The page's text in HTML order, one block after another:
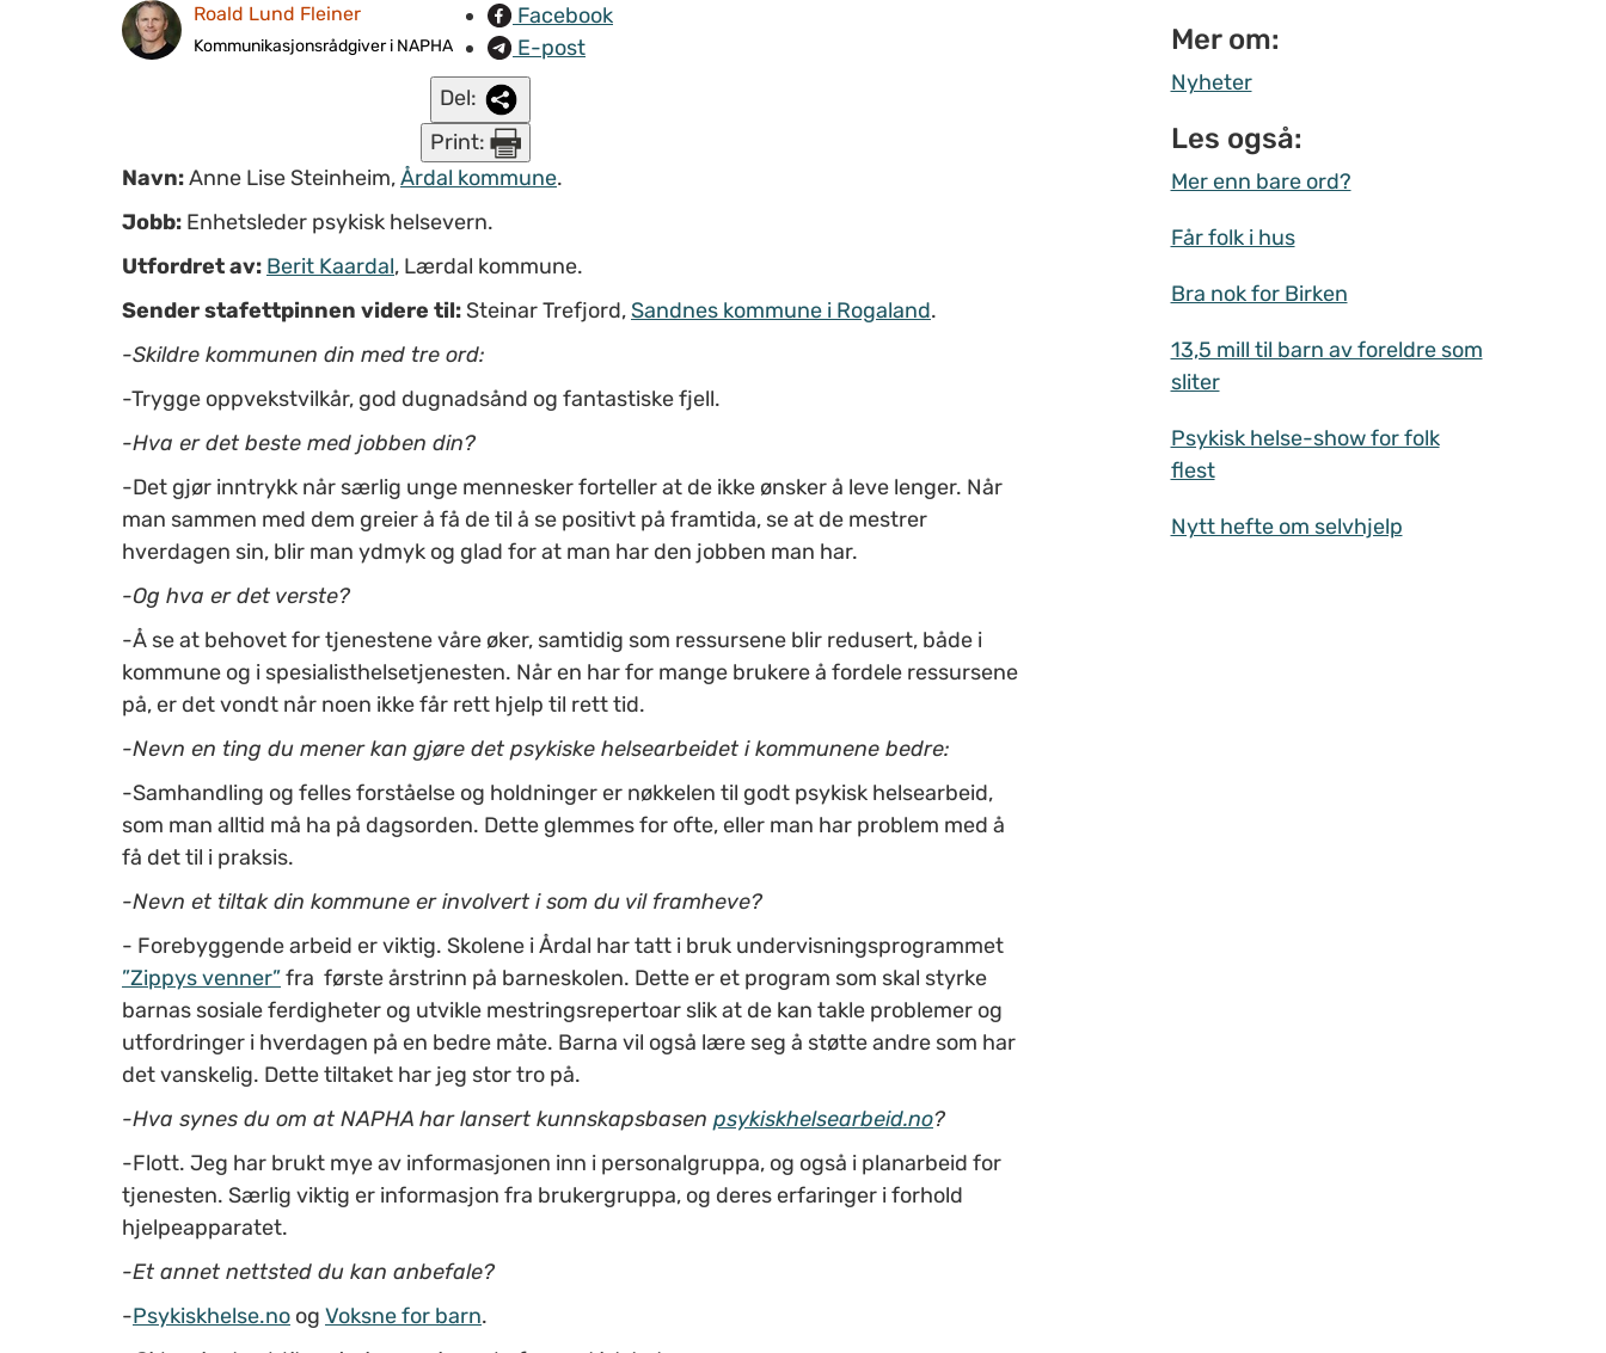
Roald Lund Fleiner
Kommunikasjonsrådgiver i NAPHA
Facebook
E-post
Del:
Print:
Navn:Anne Lise Steinheim,Årdal kommune.
Jobb: Enhetsleder psykisk helsevern.
Utfordret av: Berit Kaardal, Lærdal kommune.
Sender stafettpinnen videre til: Steinar Trefjord, Sandnes kommune i Rogaland.
-Skildre kommunen din med tre ord:
-Trygge oppvekstvilkår, god dugnadsånd og fantastiske fjell.
-Hva er det beste med jobben din?
-Det gjør inntrykk når særlig unge mennesker forteller at de ikke ønsker å leve lenger. Når
man sammen med dem greier å få de til å se positivt på framtida, se at de mestrer
hverdagen sin, blir man ydmyk og glad for at man har den jobben man har.
-Og hva er det verste?
-Å se at behovet for tjenestene våre øker, samtidig som ressursene blir redusert, både i
kommune og i spesialisthelsetjenesten. Når en har for mange brukere å fordele ressursene
på, er det vondt når noen ikke får rett hjelp til rett tid.
-Nevn en ting du mener kan gjøre det psykiske helsearbeidet i kommunene bedre:
-Samhandling og felles forståelse og holdninger er nøkkelen til godt psykisk helsearbeid,
som man alltid må ha på dagsorden. Dette glemmes for ofte, eller man har problem med å
få det til i praksis.
-Nevn et tiltak din kommune er involvert i som du vil framheve?
- Forebyggende arbeid er viktig. Skolene i Årdal har tatt i bruk undervisningsprogrammet
”Zippys venner”fra første årstrinn på barneskolen. Dette er et program som skal styrke
barnas sosiale ferdigheter og utvikle mestringsrepertoar slik at de kan takle problemer og
utfordringer i hverdagen på en bedre måte. Barna vil også lære seg å støtte andre som har
det vanskelig. Dette tiltaket har jeg stor tro på.
-Hva synes du om at NAPHA har lansert kunnskapsbasen psykiskhelsearbeid.no?
-Flott. Jeg har brukt mye av informasjonen inn i personalgruppa, og også i planarbeid for
tjenesten. Særlig viktig er informasjon fra brukergruppa, og deres erfaringer i forhold
hjelpeapparatet.
-Et annet nettsted du kan anbefale?
-Psykiskhelse.no og Voksne for barn.
Mer om:
Nyheter
Les også:
Mer enn bare ord?
Får folk i hus
Bra nok for Birken
13,5 mill til barn av foreldre som
sliter
Psykisk helse-show for folk
flest
Nytt hefte om selvhjelp